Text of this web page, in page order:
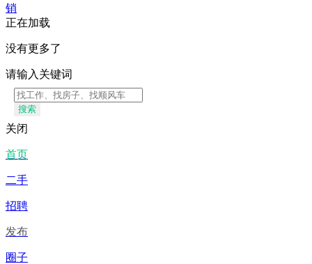
销
正在加载
没有更多了
请输入关键词
搜索
关闭
首页
二手
招聘
发布
圈子